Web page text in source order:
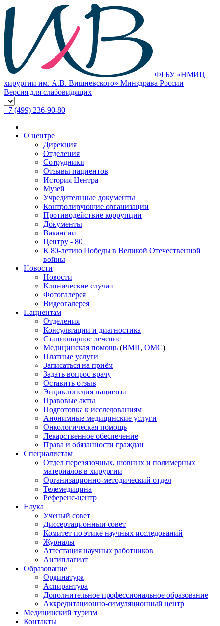
ФГБУ «НМИЦ
хирургии им. А.В. Вишневского» Минздрава России
Версия для слабовидящих
+7 (499) 236-90-80
О центре
Дирекция
Отделения
Сотрудники
Отзывы пациентов
История Центра
Музей
Учредительные документы
Контролирующие организации
Противодействие коррупции
Документы
Вакансии
Центру - 80
К 80-летию Победы в Великой Отечественной
войны
Новости
Новости
Клинические случаи
Фотогалерея
Видеогалерея
Пациентам
Отделения
Консультации и диагностика
Стационарное лечение
Медицинская помощь (ВМП, ОМС)
Платные услуги
Записаться на приём
Задать вопрос врачу
Оставить отзыв
Энциклопедия пациента
Правовые акты
Подготовка к исследованиям
Анонимные медицинские услуги
Онкологическая помощь
Лекарственное обеспечение
Права и обязанности граждан
Специалистам
Отдел перевязочных, шовных и полимерных
материалов в хирургии
Организационно-методический отдел
Телемедицина
Референс-центр
Наука
Ученый совет
Диссертационный совет
Комитет по этике научных исследований
Журналы
Аттестация научных работников
Антиплагиат
Образование
Ординатура
Аспирантура
Дополнительное профессиональное образование
Аккредитационно-симуляционный центр
Медицинский туризм
Контакты